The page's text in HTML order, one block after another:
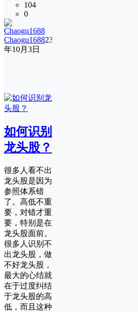
104
0
Chaogu168823
年10月3日
如何识别
龙头股？
很多人看不出
龙头股是因为
参照体系错
了。高低不重
要，对错才重
要，特别是在
龙头股面前。
很多人识别不
出龙头股，做
不好龙头股，
最大的心结就
在于过度纠结
于龙头股的高
低，而且这种